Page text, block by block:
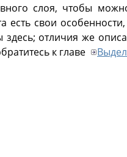
слоя, чтобы
есть свои
отличия же
к главе